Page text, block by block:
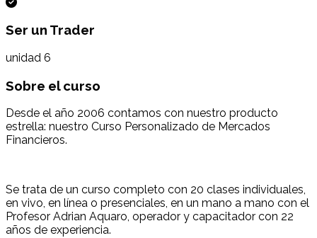
Ser un Trader
unidad 6
Sobre el curso
Desde el año 2006 contamos con nuestro producto
estrella: nuestro Curso Personalizado de Mercados
Financieros.
Se trata de un curso completo con 20 clases individuales,
en vivo, en línea o presenciales, en un mano a mano con el
Profesor Adrian Aquaro, operador y capacitador con 22
años de experiencia.